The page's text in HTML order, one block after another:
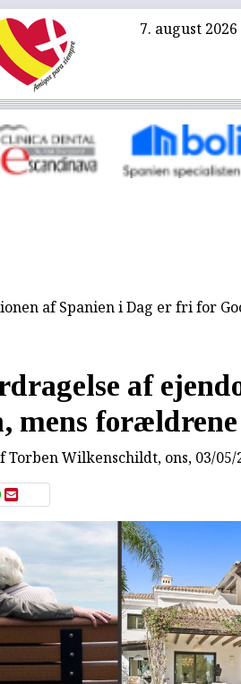
7. august 2026
af Spanien i Dag er fri for
af
mens
Torben Wilkenschildt, ons, 03/